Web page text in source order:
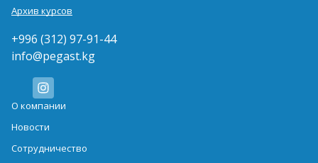
Архив курсов
+996 (312) 97-91-44
info@pegast.kg
О компании
Новости
Сотрудничество